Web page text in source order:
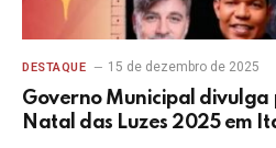
DESTAQUE 15 de dezembro de 2025
Governo Municipal
Natal das Luzes 2025 em